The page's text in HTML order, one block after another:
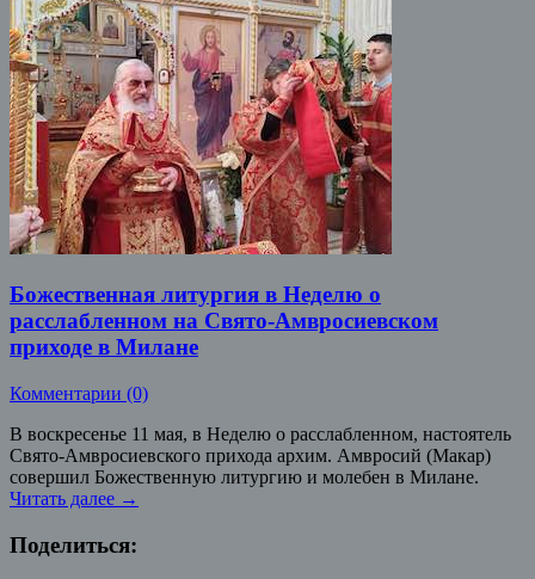
Божественная литургия в Неделю о
расслабленном на Свято-Амвросиевском
приходе в Милане
Комментарии (0)
В воскресенье 11 мая, в Неделю о расслабленном, настоятель
Свято-Амвросиевского прихода архим. Амвросий (Макар)
совершил Божественную литургию и молебен в Милане.
Читать далее →
Поделиться: